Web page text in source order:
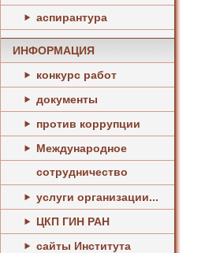
аспирантура
ИНФОРМАЦИЯ
конкурс работ
документы
против коррупции
Международное
сотрудничество
услуги организации...
ЦКП ГИН РАН
сайты Института